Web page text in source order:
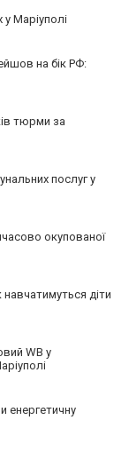
Маріуполі
на бік РФ:
тюрми за
послуг у
окупованої
діти
WB у
енергетичну